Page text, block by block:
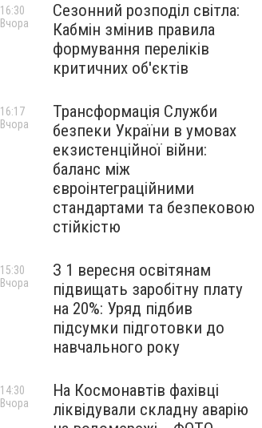
Сезонний розподіл світла:
Кабмін змінив правила
формування переліків
критичних об'єктів
16:30
Вчора
Трансформація Служби
безпеки України в умовах
екзистенційної війни:
баланс між
євроінтеграційними
стандартами та безпековою
стійкістю
16:17
Вчора
З 1 вересня освітянам
підвищать заробітну плату
на 20%: Уряд підбив
підсумки підготовки до
навчального року
15:30
Вчора
На Космонавтів фахівці
ліквідували складну аварію
14:30
Вчора